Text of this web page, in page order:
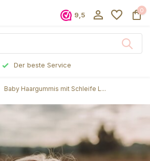
9,5
0
Der beste Service
Baby Haargummis mit Schleife L...